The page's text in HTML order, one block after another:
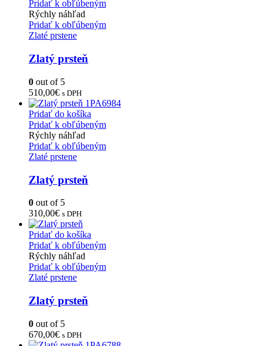
Pridať k obľúbeným
Rýchly náhľad
Pridať k obľúbeným
Zlaté prstene
Zlatý prsteň
0 out of 5
510,00€ s DPH
Pridať do košíka
Pridať k obľúbeným
Rýchly náhľad
Pridať k obľúbeným
Zlaté prstene
Zlatý prsteň
0 out of 5
310,00€ s DPH
Pridať do košíka
Pridať k obľúbeným
Rýchly náhľad
Pridať k obľúbeným
Zlaté prstene
Zlatý prsteň
0 out of 5
670,00€ s DPH